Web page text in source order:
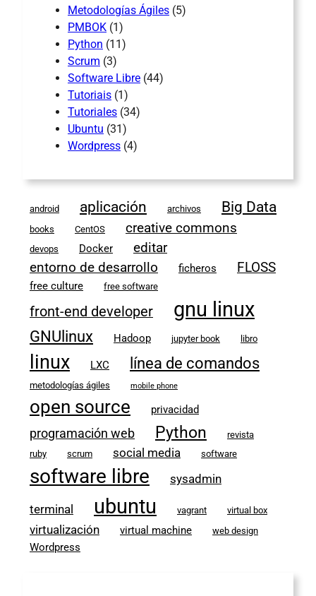
Metodologías Ágiles (5)
PMBOK (1)
Python (11)
Scrum (3)
Software Libre (44)
Tutoriais (1)
Tutoriales (34)
Ubuntu (31)
Wordpress (4)
android aplicación archivos Big Data
books CentOS creative commons
devops Docker
editar
entorno de desarrollo
ficheros FLOSS
free culture free software
front-end developer gnu linux
GNUlinux Hadoop jupyter book libro
linux LXC línea de comandos
metodologías ágiles mobile phone
open source privacidad
programación web Python
revista
ruby
scrum social media software
software libre sysadmin
terminal ubuntu vagrant virtual box
virtualización virtual machine web design
Wordpress